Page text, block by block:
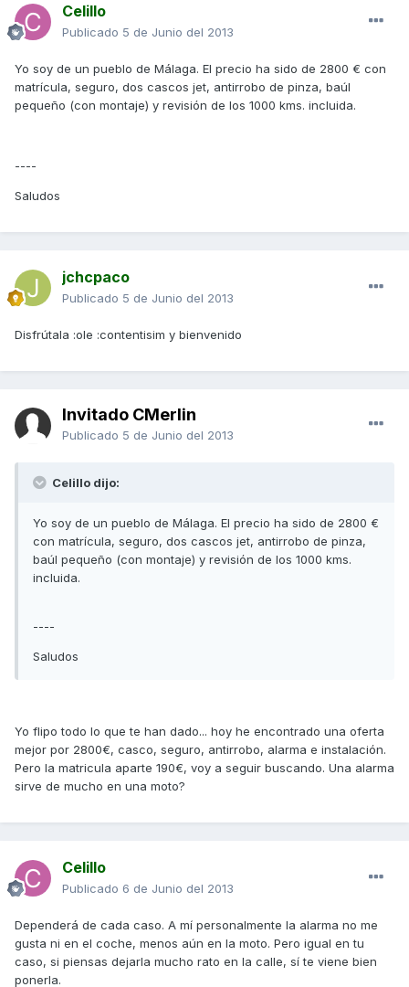
Celillo
Publicado 5 de Junio del 2013
Yo soy de un pueblo de Málaga. El precio ha sido de 2800 € con
matrícula, seguro, dos cascos jet, antirrobo de pinza, baúl
pequeño (con montaje) y revisión de los 1000 kms. incluida.
----
Saludos
jchcpaco
Publicado 5 de Junio del 2013
Disfrútala :ole :contentisim y bienvenido
Invitado CMerlin
Publicado 5 de Junio del 2013
Celillo dijo:
Yo soy de un pueblo de Málaga. El precio ha sido de 2800 €
con matrícula, seguro, dos cascos jet, antirrobo de pinza,
baúl pequeño (con montaje) y revisión de los 1000 kms.
incluida.
----
Saludos
Yo flipo todo lo que te han dado... hoy he encontrado una oferta
mejor por 2800€, casco, seguro, antirrobo, alarma e instalación.
Pero la matricula aparte 190€, voy a seguir buscando. Una alarma
sirve de mucho en una moto?
Celillo
Publicado 6 de Junio del 2013
Dependerá de cada caso. A mí personalmente la alarma no me
gusta ni en el coche, menos aún en la moto. Pero igual en tu
caso, si piensas dejarla mucho rato en la calle, sí te viene bien
ponerla.